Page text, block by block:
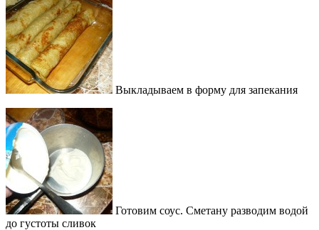
Выкладываем в форму для запекания
Готовим соус. Сметану разводим водой
до густоты сливок